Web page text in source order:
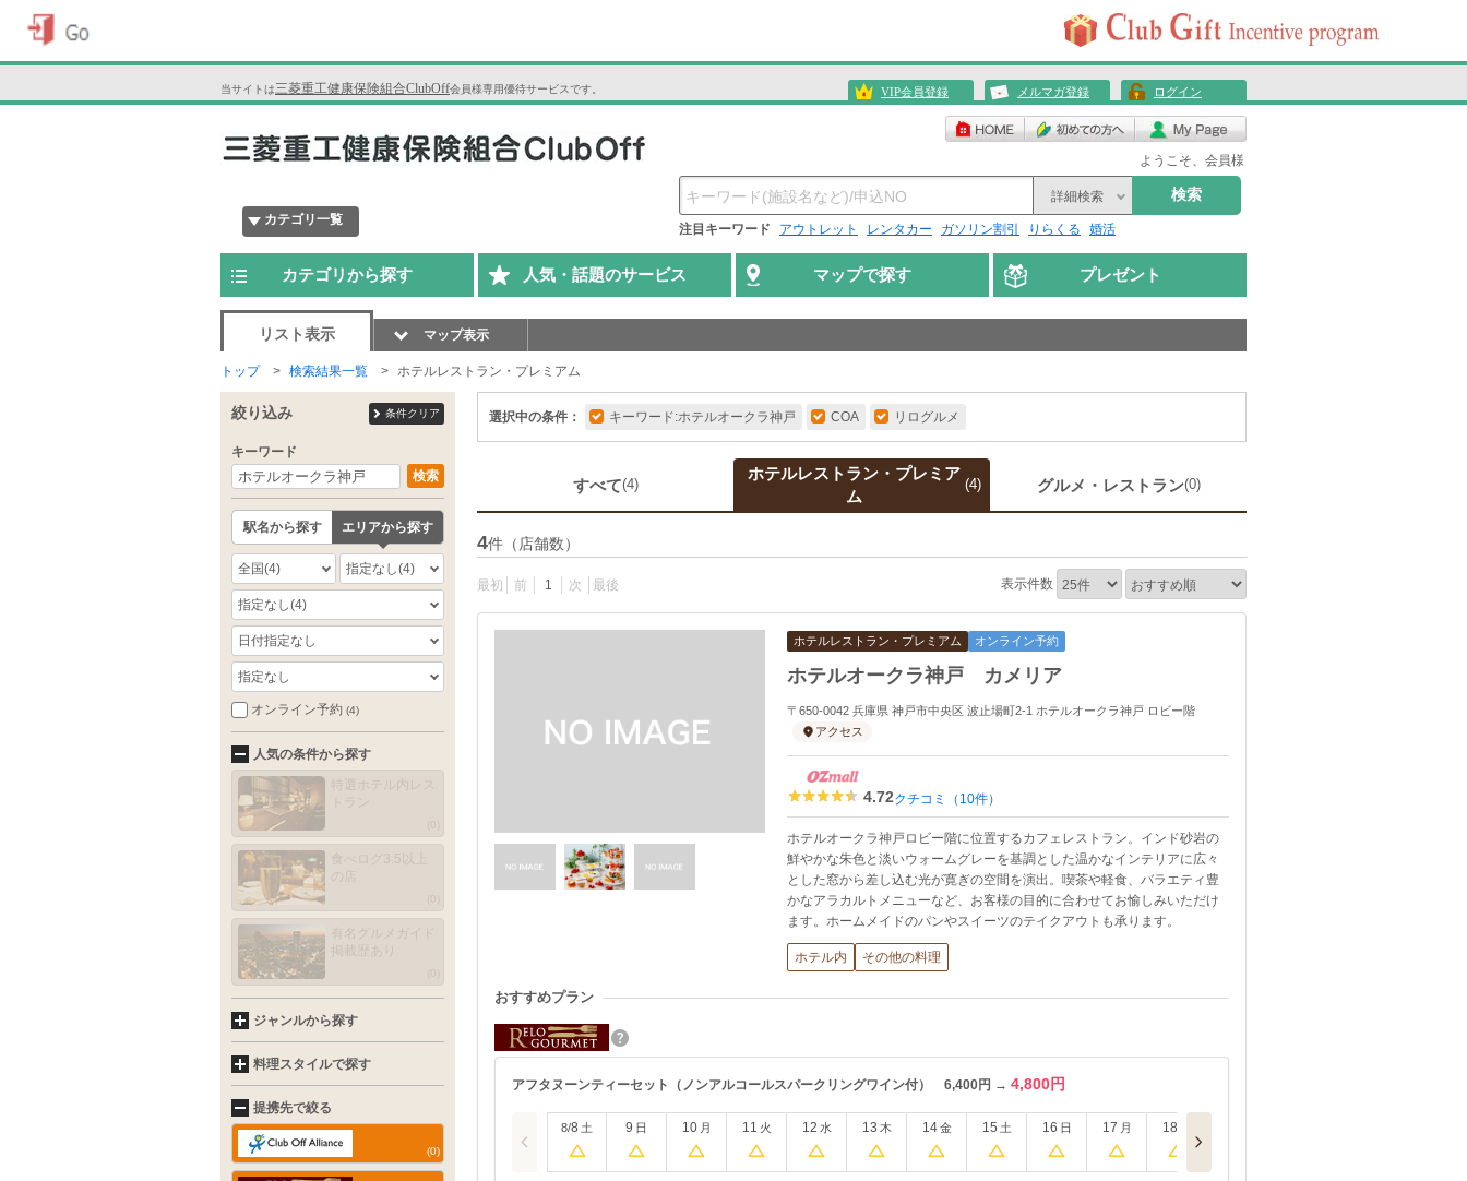
当サイトは三菱重工健康保険組合ClubOff会員様専用優待サービスです。 VIP会員登録 メルマガ登録 ログイン
ようこそ、会員様
カテゴリ一覧
詳細検索 検索
注目キーワード アウトレット レンタカー ガソリン割引 りらくる 婚活
カテゴリから探す 人気・話題のサービス マップで探す プレゼント
リスト表示 マップ表示
トップ 検索結果一覧 ホテルレストラン・プレミアム
選択中の条件： キーワード:ホテルオークラ神戸 COA リログルメ
すべて(4)
ホテルレストラン・プレミア
ム
(4) グルメ・レストラン(0)
4件（店舗数）
最初 前 1 次 最後 表示件数
ホテルレストラン・プレミアム オンライン予約
ホテルオークラ神戸 カメリア
〒650-0042 兵庫県 神戸市中央区 波止場町2-1 ホテルオークラ神戸 ロビー階
アクセス
4.72クチコミ（10件）
ホテルオークラ神戸ロビー階に位置するカフェレストラン。インド砂岩の
鮮やかな朱色と淡いウォームグレーを基調とした温かなインテリアに広々
とした窓から差し込む光が寛ぎの空間を演出。喫茶や軽食、バラエティ豊
かなアラカルトメニューなど、お客様の目的に合わせてお愉しみいただけ
ます。ホームメイドのパンやスイーツのテイクアウトも承ります。
ホテル内 その他の料理
おすすめプラン
アフタヌーンティーセット（ノンアルコールスパークリングワイン付） 6,400円 → 4,800円
8/8 土 9 日 10 月 11 火 12 水 13 木 14 金 15 土 16 日 17 月 18
絞り込み 条件クリア
キーワード
検索
駅名から探す エリアから探す
全国(4) 指定なし(4)
指定なし(4)
日付指定なし
指定なし
オンライン予約 (4)
人気の条件から探す
特選ホテル内レス
食べログ3.5以上
の店
有名グルメガイド
掲載歴あり
ジャンルから探す
料理スタイルで探す
提携先で絞る
(0)